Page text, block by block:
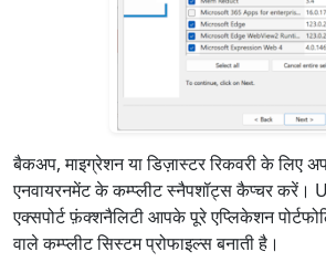
बैकअप, माइग्रेशन या डिज़ास्टर रिकवरी के लिए
एनवायरनमेंट के कम्प्लीट स्नैपशॉट्स कैप्चर करें।
एक्सपोर्ट फ़ंक्शनैलिटी आपके पूरे एप्लिकेशन
वाले कम्प्लीट सिस्टम प्रोफाइल्स बनाती है।